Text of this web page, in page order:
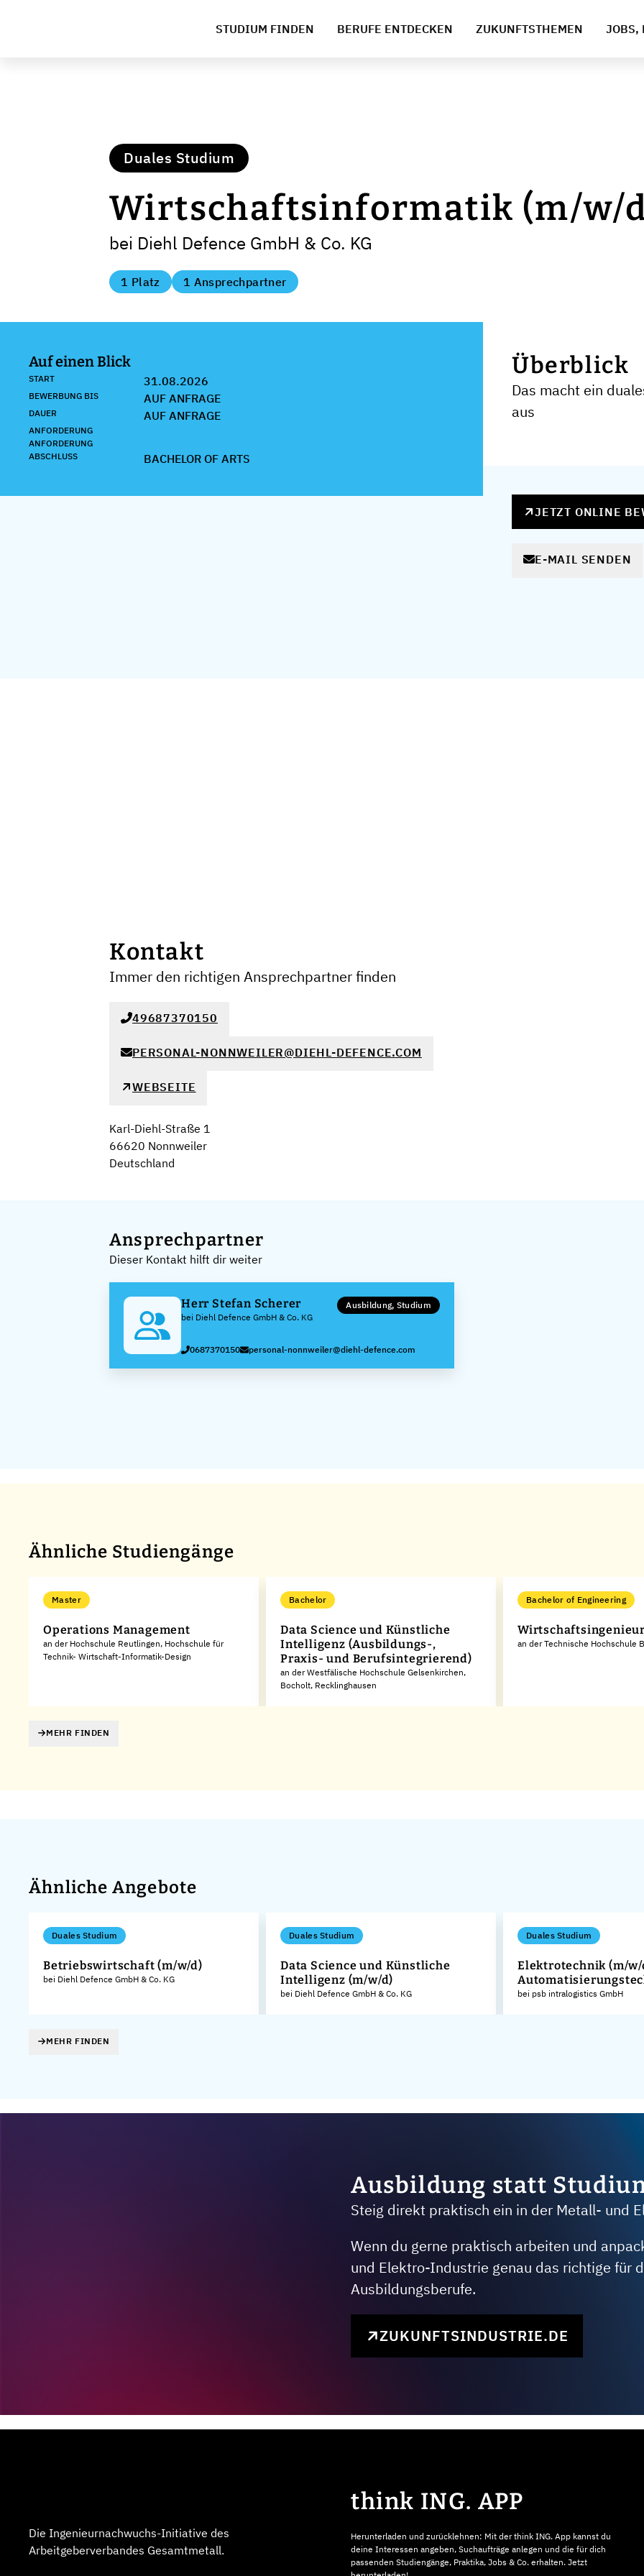
STUDIUM FINDEN BERUFE ENTDECKEN ZUKUNFTSTHEMEN JOBS,
Duales Studium
Wirtschaftsinformatik (m/w/
bei Diehl Defence GmbH & Co. KG
1 Platz 1 Ansprechpartner
Auf einen Blick
START 31.08.2026
BEWERBUNG BIS AUF ANFRAGE
DAUER AUF ANFRAGE
ANFORDERUNG
ANFORDERUNG
ABSCHLUSS
BACHELOR OF ARTS
Überblick
Das macht ein
aus
JETZT ONLINE
E-MAIL SENDEN
Kontakt
Immer den richtigen Ansprechpartner finden
49687370150
PERSONAL-NONNWEILER@DIEHL-DEFENCE.COM
WEBSEITE
Karl-Diehl-Straße 1
66620 Nonnweiler
Deutschland
Ansprechpartner
Dieser Kontakt hilft dir weiter
Herr Stefan Scherer
bei Diehl Defence GmbH & Co. KG
Ausbildung, Studium
0687370150 personal-nonnweiler@diehl-defence.com
Ähnliche Studiengänge
Master
Operations Management
an der Hochschule Reutlingen, Hochschule für
Technik- Wirtschaft-Informatik-Design
Bachelor
Data Science und Künstliche
Intelligenz (Ausbildungs-,
Praxis- und Berufsintegrierend)
an der Westfälische Hochschule Gelsenkirchen,
Bocholt, Recklinghausen
Bachelor of Engineering
an der Technische Hochschule
MEHR FINDEN
Ähnliche Angebote
Duales Studium
Betriebswirtschaft (m/w/d)
bei Diehl Defence GmbH & Co. KG
Duales Studium
Data Science und Künstliche
Intelligenz (m/w/d)
bei Diehl Defence GmbH & Co. KG
Duales Studium
Elektrotechnik (m/w/
bei psb intralogistics GmbH
MEHR FINDEN
Ausbildung statt
Steig direkt praktisch ein in der Metall- und
Wenn du gerne praktisch arbeiten und
und Elektro-Industrie genau das richtige für
Ausbildungsberufe.
ZUKUNFTSINDUSTRIE.DE
Die Ingenieurnachwuchs-Initiative des
Arbeitgeberverbandes Gesamtmetall.
think ING. APP
Herunterladen und zurücklehnen: Mit der think ING. App kannst du
deine Interessen angeben, Suchaufträge anlegen und die für dich
passenden Studiengänge, Praktika, Jobs & Co. erhalten. Jetzt